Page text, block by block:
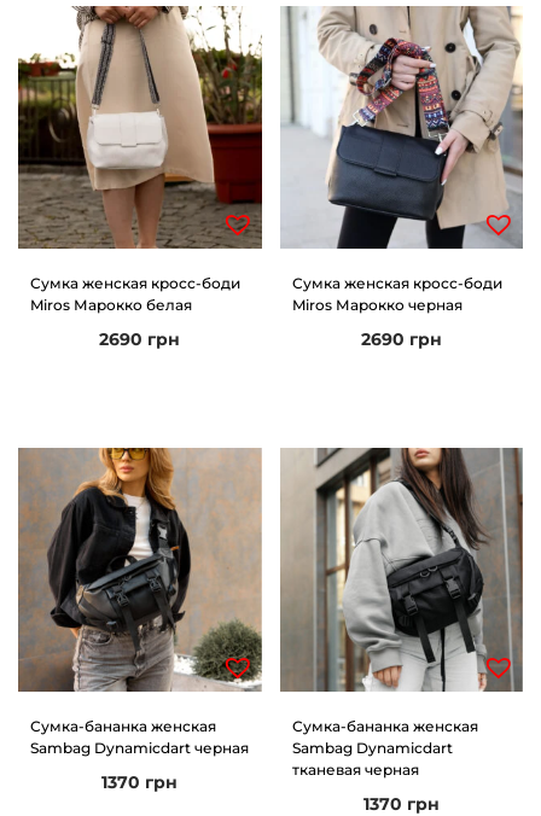
Сумка женская кросс-боди
Miros Марокко белая
2690 грн
Сумка женская кросс-боди
Miros Марокко черная
2690 грн
Сумка-бананка женская
Sambag Dynamicdart черная
1370 грн
Сумка-бананка женская
Sambag Dynamicdart
тканевая черная
1370 грн